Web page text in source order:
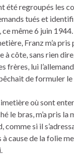
été regroupés les
tués et
même 6 juin 1944.
Franz m’a
à côte, sans rien
frères, lui
de formuler
où sont
le bras, m’a pris la
comme si il
cause de la folie